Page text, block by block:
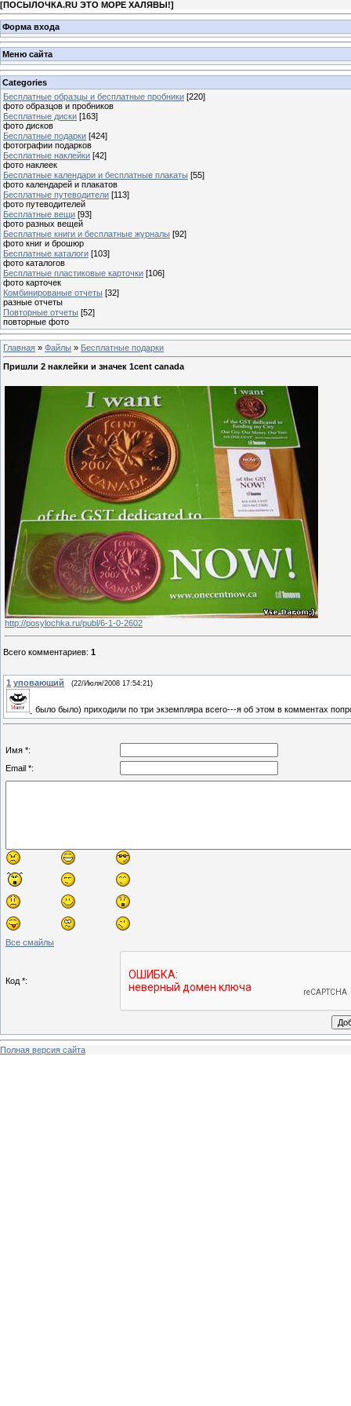
[ПОСЫЛОЧКА.RU ЭТО МОРЕ ХАЛЯВЫ!]
Форма входа
Меню сайта
Categories
Бесплатные образцы и бесплатные пробники [220]
фото образцов и пробников
Бесплатные диски [163]
фото дисков
Бесплатные подарки [424]
фотографии подарков
Бесплатные наклейки [42]
фото наклеек
Бесплатные календари и бесплатные плакаты [55]
фото календарей и плакатов
Бесплатные путеводители [113]
фото путеводителей
Бесплатные вещи [93]
фото разных вещей
Бесплатные книги и бесплатные журналы [92]
фото книг и брошюр
Бесплатные каталоги [103]
фото каталогов
Бесплатные пластиковые карточки [106]
фото карточек
Комбинированые отчеты [32]
разные отчеты
Повторные отчеты [52]
повторные фото
Главная » Файлы » Бесплатные подарки
Пришли 2 наклейки и значек 1cent canada
http://posylochka.ru/publ/6-1-0-2602
Всего комментариев: 1
1 уповающий (22/Июля/2008 17:54:21)
было было) приходили по три экземпляра всего---я об этом в комментах
Имя *:
Email *:
Все смайлы
Код *:
Полная версия сайта